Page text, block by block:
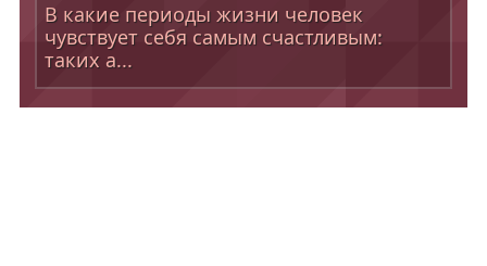
В какие периоды жизни человек
чувствует себя самым счастливым:
таких а...